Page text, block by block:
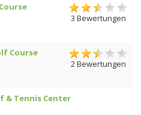
3 Bewertungen
Course
2 Bewertungen
& Tennis Center